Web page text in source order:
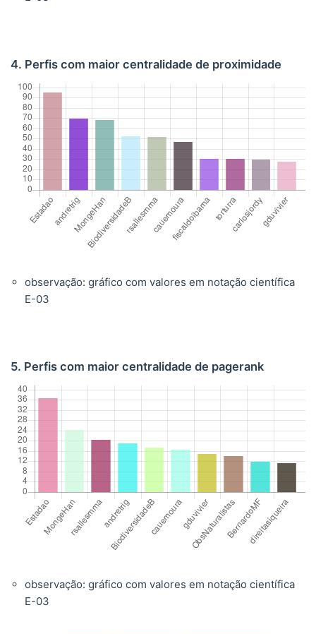
4. Perfis com maior centralidade de proximidade
observação: gráfico com valores em notação científica
E-03
5. Perfis com maior centralidade de pagerank
observação: gráfico com valores em notação científica
E-03